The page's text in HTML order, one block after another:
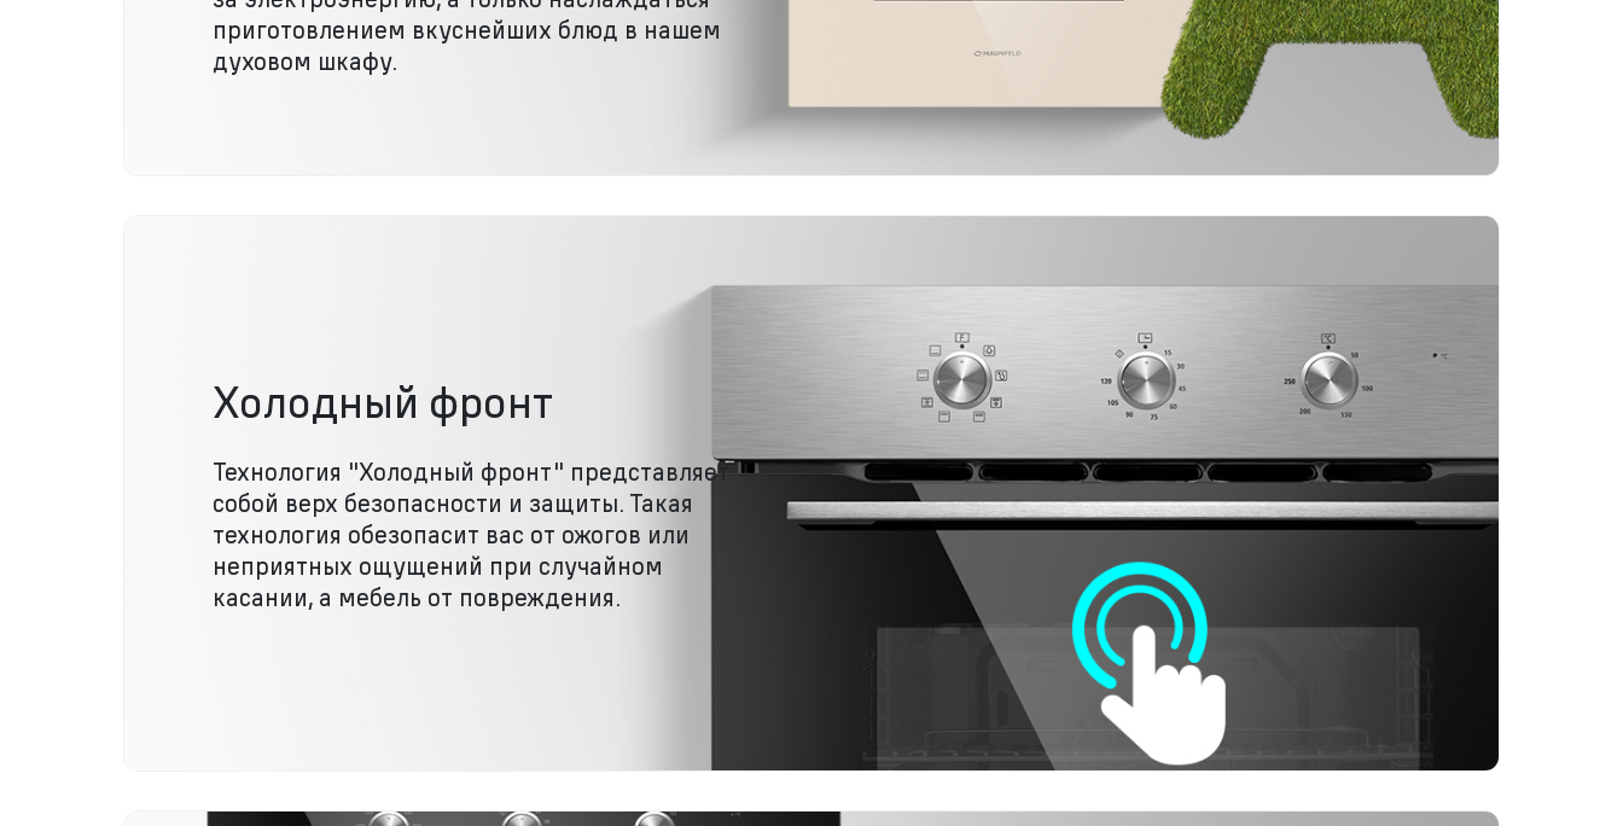
приготовлением вкуснейших блюд в нашем
духовом шкафу.
Холодный фронт
Технология "Холодный фронт" представляет
собой верх безопасности и защиты. Такая
технология обезопасит вас от ожогов или
неприятных ощущений при случайном
касании, а мебель от повреждения.